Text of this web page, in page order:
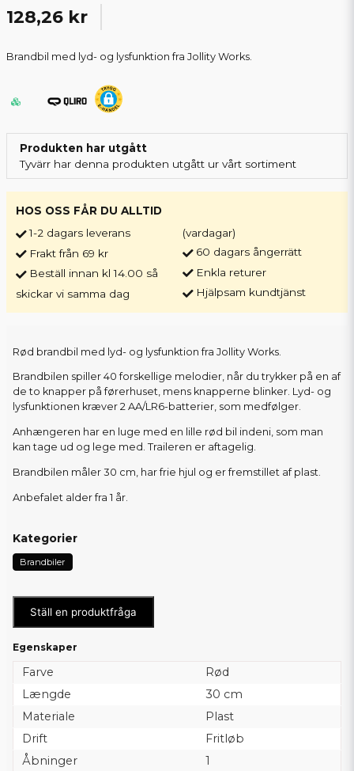
128,26 kr
Brandbil med lyd- og lysfunktion fra Jollity Works.
Produkten har utgått
Tyvärr har denna produkten utgått ur vårt sortiment
HOS OSS FÅR DU ALLTID
1-2 dagars leverans
Frakt från 69 kr
Beställ innan kl 14.00 så
skickar vi samma dag
(vardagar)
60 dagars ångerrätt
Enkla returer
Hjälpsam kundtjänst
Rød brandbil med lyd- og lysfunktion fra Jollity Works.
Brandbilen spiller 40 forskellige melodier, når du trykker på en af
de to knapper på førerhuset, mens knapperne blinker. Lyd- og
lysfunktionen kræver 2 AA/LR6-batterier, som medfølger.
Anhængeren har en luge med en lille rød bil indeni, som man
kan tage ud og lege med. Traileren er aftagelig.
Brandbilen måler 30 cm, har frie hjul og er fremstillet af plast.
Anbefalet alder fra 1 år.
Kategorier
Brandbiler
Ställ en produktfråga
Egenskaper
Farve
Rød
Længde
30 cm
Materiale
Plast
Drift
Fritløb
Åbninger
1